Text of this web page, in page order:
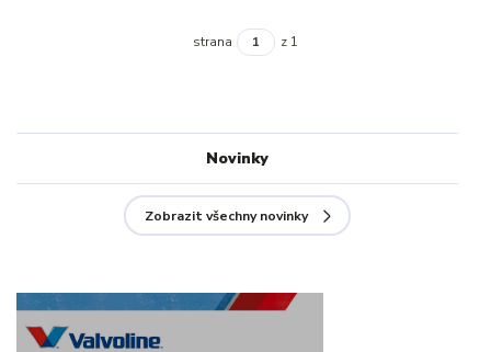
strana z 1
Novinky
Zobrazit všechny novinky